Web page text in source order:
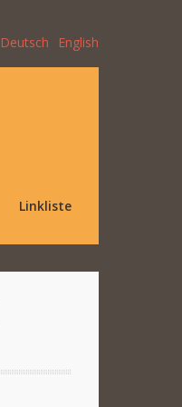
Deutsch English
Linkliste